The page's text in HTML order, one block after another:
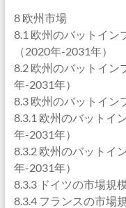
8 欧州市場
8.1 欧州のバットイン
（2020年-2031年）
8.2 欧州のバットイン
年-2031年）
8.3 欧州のバットイン
8.3.1 欧州のバットイ
年-2031年）
8.3.2 欧州のバットイ
年-2031年）
8.3.3 ドイツの市場規
8.3.4 フランスの市場